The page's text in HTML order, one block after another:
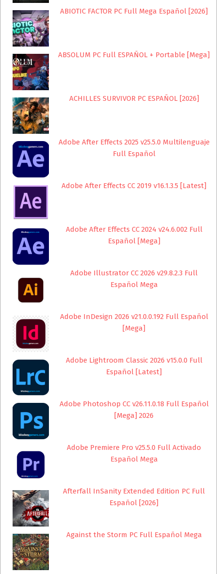
ABIOTIC FACTOR PC Full Mega Español [2026]
ABSOLUM PC Full ESPAÑOL + Portable [Mega]
ACHILLES SURVIVOR PC ESPAÑOL [2026]
Adobe After Effects 2025 v25.5.0 Multilenguaje
Full Español
Adobe After Effects CC 2019 v16.1.3.5 [Latest]
Adobe After Effects CC 2024 v24.6.002 Full
Español [Mega]
Adobe Illustrator CC 2026 v29.8.2.3 Full
Español Mega
Adobe InDesign 2026 v21.0.0.192 Full Español
[Mega]
Adobe Lightroom Classic 2026 v15.0.0 Full
Español [Latest]
Adobe Photoshop CC v26.11.0.18 Full Español
[Mega] 2026
Adobe Premiere Pro v25.5.0 Full Activado
Español Mega
Afterfall InSanity Extended Edition PC Full
Español [2026]
Against the Storm PC Full Español Mega